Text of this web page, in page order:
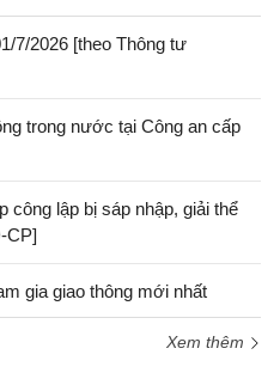
7/2026 [theo Thông tư
trong nước tại Công an cấp
lập bị sáp nhập, giải thể
CP]
gia giao thông mới nhất
Xem thêm